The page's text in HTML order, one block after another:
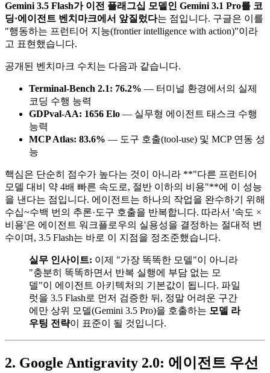
Gemini 3.5 Flash가 이전 플래그십 모델인 Gemini 3.1 Pro를 코
딩·에이전트 벤치마크에서 앞질렀다는 점입니다. 구글은 이를
"행동하는 프런티어 지능(frontier intelligence with action)"이라
고 표현했습니다.
공개된 벤치마크 수치는 다음과 같습니다.
Terminal-Bench 2.1: 76.2% — 터미널 환경에서의 실제
코딩 수행 능력
GDPval-AA: 1656 Elo — 실무형 에이전트 태스크 수행
능력
MCP Atlas: 83.6% — 도구 호출(tool-use) 및 MCP 연동 성
능
핵심은 단순히 점수가 높다는 것이 아니라 **"다른 프런티어
모델 대비 약 4배 빠른 속도로, 절반 이하의 비용"**에 이 성능
을 낸다는 점입니다. 에이전트는 하나의 작업을 완수하기 위해
수십~수백 번의 추론·도구 호출을 반복합니다. 따라서 '속도 ×
비용'은 에이전트 워크플로우의 실용성을 결정하는 절대적 변
수이며, 3.5 Flash는 바로 이 지점을 정조준했습니다.
실무 인사이트: 이제 "가장 똑똑한 모델"이 아니라
"충분히 똑똑하면서 반복 실행에 부담 없는 모
델"이 에이전트 아키텍처의 기본값이 됩니다. 파일
럿을 3.5 Flash로 먼저 검증한 뒤, 정말 어려운 구간
에만 상위 모델(Gemini 3.5 Pro)을 호출하는 모델 라
우팅 전략이 표준이 될 것입니다.
2. Google Antigravity 2.0: 에이전트 우선